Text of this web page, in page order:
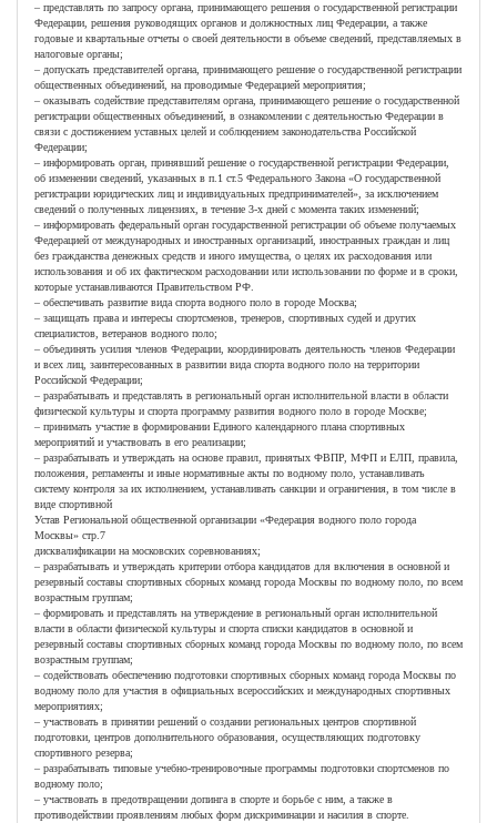
– представлять по запросу органа, принимающего решения о государственной регистрации
Федерации, решения руководящих органов и должностных лиц Федерации, а также
годовые и квартальные отчеты о своей деятельности в объеме сведений, представляемых в
налоговые органы;
– допускать представителей органа, принимающего решение о государственной регистрации
общественных объединений, на проводимые Федерацией мероприятия;
– оказывать содействие представителям органа, принимающего решение о государственной
регистрации общественных объединений, в ознакомлении с деятельностью Федерации в
связи с достижением уставных целей и соблюдением законодательства Российской
Федерации;
– информировать орган, принявший решение о государственной регистрации Федерации,
об изменении сведений, указанных в п.1 ст.5 Федерального Закона «О государственной
регистрации юридических лиц и индивидуальных предпринимателей», за исключением
сведений о полученных лицензиях, в течение 3-х дней с момента таких изменений;
– информировать федеральный орган государственной регистрации об объеме получаемых
Федерацией от международных и иностранных организаций, иностранных граждан и лиц
без гражданства денежных средств и иного имущества, о целях их расходования или
использования и об их фактическом расходовании или использовании по форме и в сроки,
которые устанавливаются Правительством РФ.
– обеспечивать развитие вида спорта водного поло в городе Москва;
– защищать права и интересы спортсменов, тренеров, спортивных судей и других
специалистов, ветеранов водного поло;
– объединять усилия членов Федерации, координировать деятельность членов Федерации
и всех лиц, заинтересованных в развитии вида спорта водного поло на территории
Российской Федерации;
– разрабатывать и представлять в региональный орган исполнительной власти в области
физической культуры и спорта программу развития водного поло в городе Москве;
– принимать участие в формировании Единого календарного плана спортивных
мероприятий и участвовать в его реализации;
– разрабатывать и утверждать на основе правил, принятых ФВПР, МФП и ЕЛП, правила,
положения, регламенты и иные нормативные акты по водному поло, устанавливать
систему контроля за их исполнением, устанавливать санкции и ограничения, в том числе в
виде спортивной
Устав Региональной общественной организации «Федерация водного поло города
Москвы» стр.7
дисквалификации на московских соревнованиях;
– разрабатывать и утверждать критерии отбора кандидатов для включения в основной и
резервный составы спортивных сборных команд города Москвы по водному поло, по всем
возрастным группам;
– формировать и представлять на утверждение в региональный орган исполнительной
власти в области физической культуры и спорта списки кандидатов в основной и
резервный составы спортивных сборных команд города Москвы по водному поло, по всем
возрастным группам;
– содействовать обеспечению подготовки спортивных сборных команд города Москвы по
водному поло для участия в официальных всероссийских и международных спортивных
мероприятиях;
– участвовать в принятии решений о создании региональных центров спортивной
подготовки, центров дополнительного образования, осуществляющих подготовку
спортивного резерва;
– разрабатывать типовые учебно-тренировочные программы подготовки спортсменов по
водному поло;
– участвовать в предотвращении допинга в спорте и борьбе с ним, а также в
противодействии проявлениям любых форм дискриминации и насилия в спорте.